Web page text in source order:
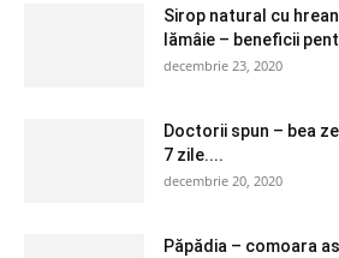
Sirop natural cu
lămâie – beneficii
decembrie 23, 2020
Doctorii spun – bea
7 zile....
decembrie 20, 2020
Păpădia – comoara